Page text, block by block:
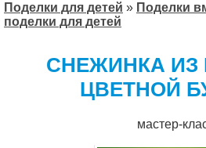
Поделки для детей » Поделки
поделки для детей
СНЕЖИНКА ИЗ
ЦВЕТНОЙ
мастер-